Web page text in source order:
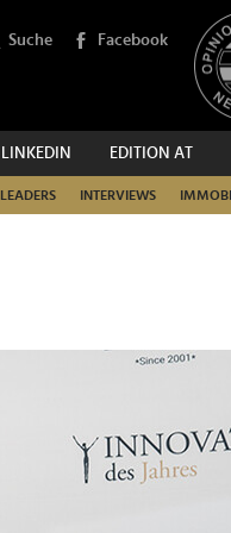
Suche Facebook
LINKEDIN EDITION AT
LEADERS INTERVIEWS
SUCHEN